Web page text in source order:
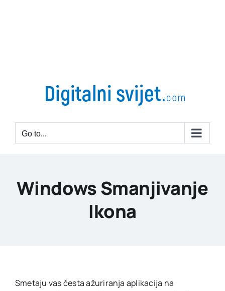
Go to...
Windows Smanjivanje
Ikona
Smetaju vas česta ažuriranja aplikacija na